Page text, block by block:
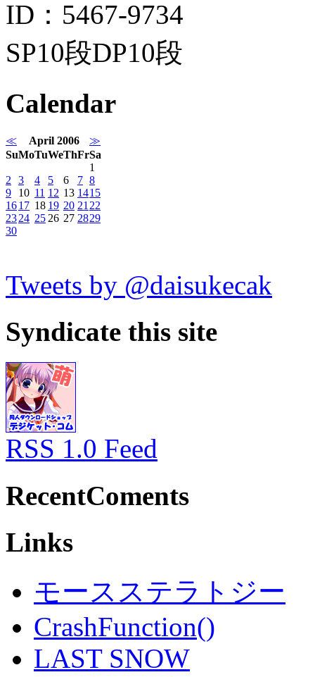
ID：5467-9734
SP10段DP10段
Calendar
≪ April 2006
≫
SuMoTuWeThFrSa
1
2
3 4 5 6 7 8
9
10 11 12 13 1415
1617 18 19 20 21 22
2324 25 26 27 2829
30
Tweets by @daisukecak
Syndicate this site
RSS 1.0 Feed
RecentComents
Links
モースステラトジー
CrashFunction()
LAST SNOW